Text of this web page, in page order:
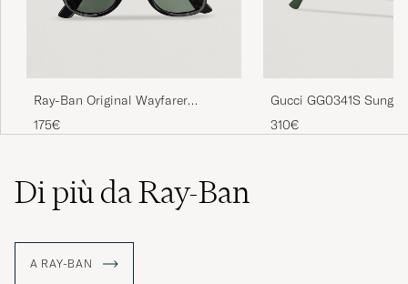
Ray-Ban Original Wayfarer
Sunglasses Black/Crystal Green
175€
Gucci GG0341S
310€
Di più da Ray-Ban
A RAY-BAN